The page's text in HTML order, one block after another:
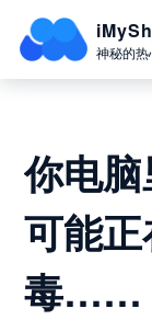
神秘的
你电脑
可能
毒……